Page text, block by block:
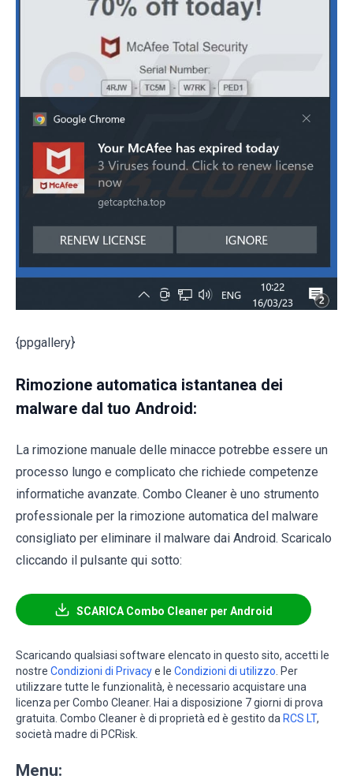
{ppgallery}
Rimozione automatica istantanea dei
malware dal tuo Android:
La rimozione manuale delle minacce potrebbe essere un
processo lungo e complicato che richiede competenze
informatiche avanzate. Combo Cleaner è uno strumento
professionale per la rimozione automatica del malware
consigliato per eliminare il malware dai Android. Scaricalo
cliccando il pulsante qui sotto:
SCARICA Combo Cleaner per Android
Scaricando qualsiasi software elencato in questo sito, accetti le
nostre Condizioni di Privacye le Condizioni di utilizzo. Per
utilizzare tutte le funzionalità, è necessario acquistare una
licenza per Combo Cleaner. Hai a disposizione 7 giorni di prova
gratuita. Combo Cleaner è di proprietà ed è gestito da RCS LT,
società madre di PCRisk.
Menu: